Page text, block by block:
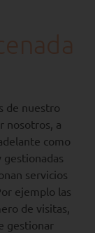
de nuestro
nosotros, a
como
servicios
ejemplo las
de visitas,
gestionar